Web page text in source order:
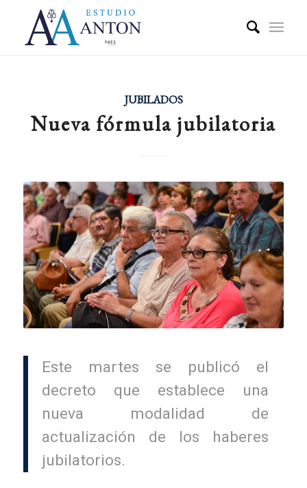
JUBILADOS
Nueva fórmula jubilatoria
Este martes se publicó el
decreto que establece una
nueva modalidad de
actualización de los haberes
jubilatorios.